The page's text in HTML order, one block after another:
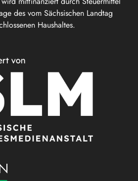
des vom Sächsischen Landtag
Haushaltes.